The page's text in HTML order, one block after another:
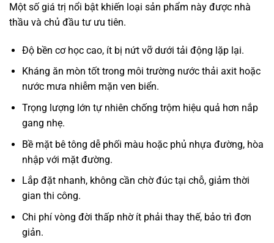
Một số giá trị nổi bật khiến loại sản phẩm này được nhà
thầu và chủ đầu tư ưu tiên.
Độ bền cơ học cao, ít bị nứt vỡ dưới tải động lặp lại.
Kháng ăn mòn tốt trong môi trường nước thải axit hoặc
nước mưa nhiễm mặn ven biển.
Trọng lượng lớn tự nhiên chống trộm hiệu quả hơn nắp
gang nhẹ.
Bề mặt bê tông dễ phối màu hoặc phủ nhựa đường, hòa
nhập với mặt đường.
Lắp đặt nhanh, không cần chờ đúc tại chỗ, giảm thời
gian thi công.
Chi phí vòng đời thấp nhờ ít phải thay thế, bảo trì đơn
giản.